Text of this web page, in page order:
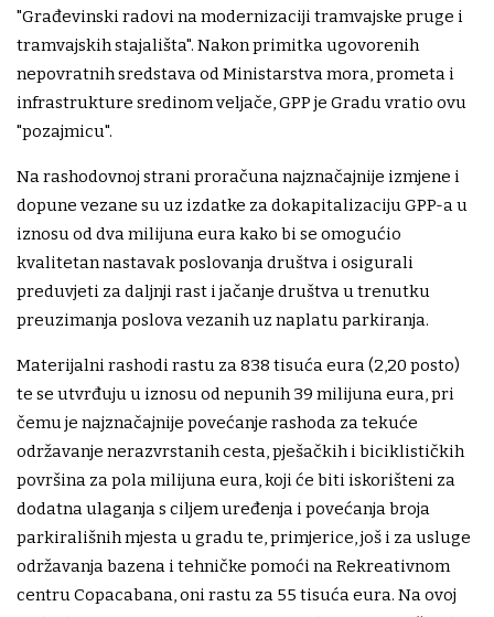
"Građevinski radovi na modernizaciji tramvajske pruge i
tramvajskih stajališta". Nakon primitka ugovorenih
nepovratnih sredstava od Ministarstva mora, prometa i
infrastrukture sredinom veljače, GPP je Gradu vratio ovu
"pozajmicu".
Na rashodovnoj strani proračuna najznačajnije izmjene i
dopune vezane su uz izdatke za dokapitalizaciju GPP-a u
iznosu od dva milijuna eura kako bi se omogućio
kvalitetan nastavak poslovanja društva i osigurali
preduvjeti za daljnji rast i jačanje društva u trenutku
preuzimanja poslova vezanih uz naplatu parkiranja.
Materijalni rashodi rastu za 838 tisuća eura (2,20 posto)
te se utvrđuju u iznosu od nepunih 39 milijuna eura, pri
čemu je najznačajnije povećanje rashoda za tekuće
održavanje nerazvrstanih cesta, pješačkih i biciklističkih
površina za pola milijuna eura, koji će biti iskorišteni za
dodatna ulaganja s ciljem uređenja i povećanja broja
parkirališnih mjesta u gradu te, primjerice, još i za usluge
održavanja bazena i tehničke pomoći na Rekreativnom
centru Copacabana, oni rastu za 55 tisuća eura. Na ovoj